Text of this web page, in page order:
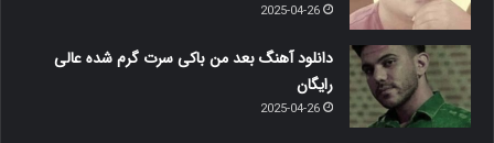
2025-04-26
دانلود آهنگ بعد من باکی سرت گرم شده عالی
رایگان
2025-04-26